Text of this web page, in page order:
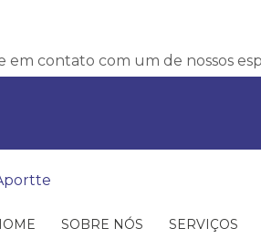
em contato com um de nossos
HOME SOBRE NÓS SERVIÇOS